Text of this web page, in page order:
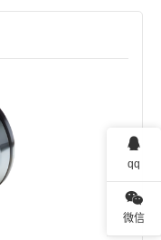
qq
微信